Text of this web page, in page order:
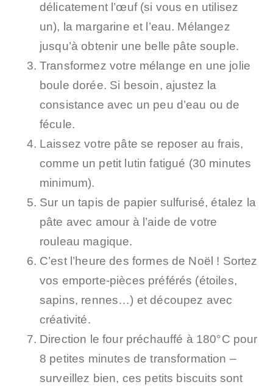
délicatement l’œuf (si vous en utilisez
un), la margarine et l’eau. Mélangez
jusqu’à obtenir une belle pâte souple.
Transformez votre mélange en une jolie
boule dorée. Si besoin, ajustez la
consistance avec un peu d’eau ou de
fécule.
Laissez votre pâte se reposer au frais,
comme un petit lutin fatigué (30 minutes
minimum).
Sur un tapis de papier sulfurisé, étalez la
pâte avec amour à l’aide de votre
rouleau magique.
C’est l’heure des formes de Noël ! Sortez
vos emporte-pièces préférés (étoiles,
sapins, rennes…) et découpez avec
créativité.
Direction le four préchauffé à 180°C pour
8 petites minutes de transformation –
surveillez bien, ces petits biscuits sont